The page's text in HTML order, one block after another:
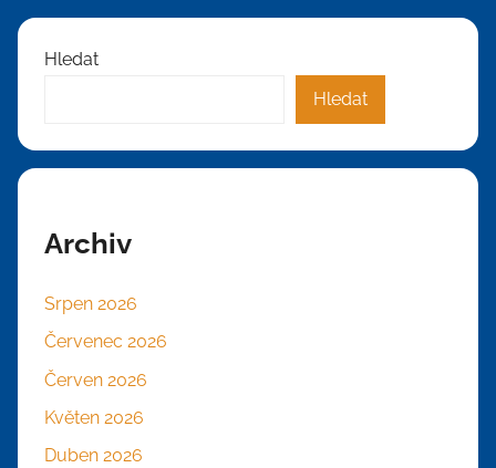
Hledat
Hledat
Archiv
Srpen 2026
Červenec 2026
Červen 2026
Květen 2026
Duben 2026